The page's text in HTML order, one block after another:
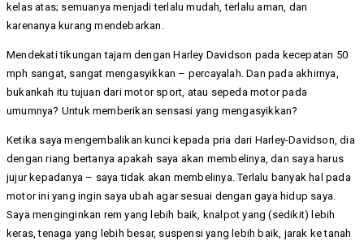
kelas atas; semuanya menjadi terlalu mudah, terlalu aman, dan
karenanya kurang mendebarkan.
Mendekati tikungan tajam dengan Harley Davidson pada kecepatan 50
mph sangat, sangat mengasyikkan – percayalah. Dan pada akhirnya,
bukankah itu tujuan dari motor sport, atau sepeda motor pada
umumnya? Untuk memberikan sensasi yang mengasyikkan?
Ketika saya mengembalikan kunci kepada pria dari Harley-Davidson, dia
dengan riang bertanya apakah saya akan membelinya, dan saya harus
jujur ​​kepadanya – saya tidak akan membelinya. Terlalu banyak hal pada
motor ini yang ingin saya ubah agar sesuai dengan gaya hidup saya.
Saya menginginkan rem yang lebih baik, knalpot yang (sedikit) lebih
keras, tenaga yang lebih besar, suspensi yang lebih baik, jarak ke tanah